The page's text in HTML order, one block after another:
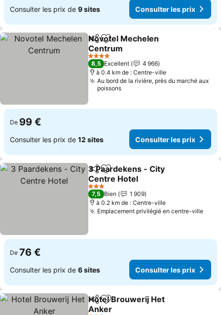
Consulter les prix de 9 sites Consulter les prix
PartagerAjouter à mes favoris
Novotel Mechelen
Centrum
Consulter les prix
4 Étoiles
8,5 Excellent
4 966
à 0.4 km de : Centre-ville
Au bord de la rivière, près du marché aux
poissons
De 99 €
Consulter les prix de 12 sites Consulter les prix
PartagerAjouter à mes favoris
3 Paardekens - City
Centre Hotel
Consulter les prix
3 Étoiles
7,5 Bien
1 909
à 0.2 km de : Centre-ville
Emplacement privilégié en centre-ville
De 76 €
Consulter les prix de 6 sites Consulter les prix
PartagerAjouter à mes favoris
Hotel Brouwerij Het
Anker